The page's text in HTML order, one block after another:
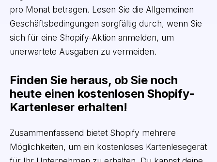
pro Monat betragen. Lesen Sie die Allgemeinen
Geschäftsbedingungen sorgfältig durch, wenn Sie
sich für eine Shopify-Aktion anmelden, um
unerwartete Ausgaben zu vermeiden.
Finden Sie heraus, ob Sie noch
heute einen kostenlosen Shopify-
Kartenleser erhalten!
Zusammenfassend bietet Shopify mehrere
Möglichkeiten, um ein kostenloses Kartenlesegerät